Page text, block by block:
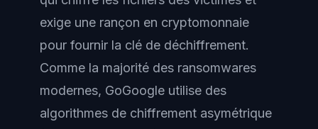
exige une rançon en cryptomonnaie
pour fournir la clé de déchiffrement.
Comme la majorité des ransomwares
modernes, GoGoogle utilise des
algorithmes de chiffrement asymétrique